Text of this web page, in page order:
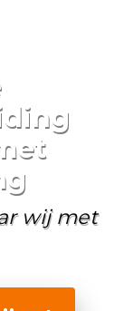
wij met